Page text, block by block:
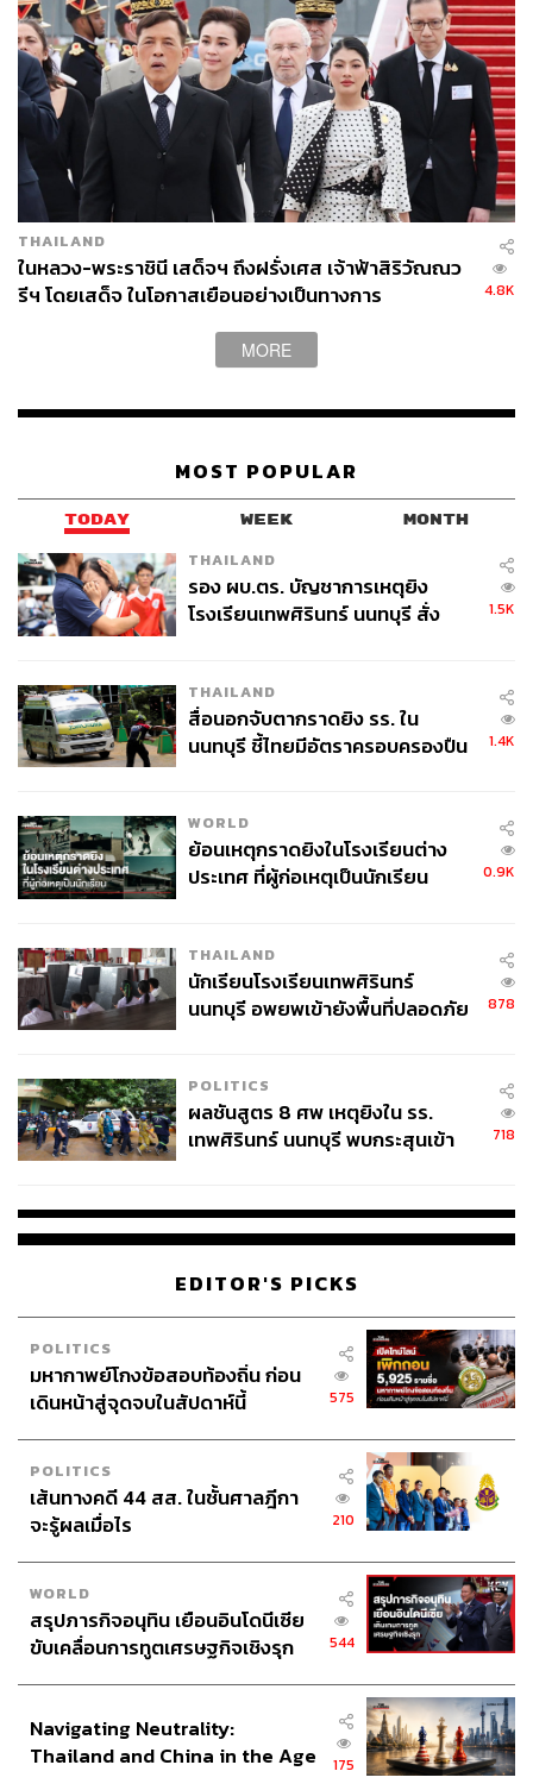
534
ABOUT THE AUTHOR
THE STANDARD TEAM
กองบรรณาธิการ THE STANDARD
THAILAND
ในหลวง-พระราชินี เสด็จฯ ถึงฝรั่งเศส เจ้าฟ้าสิริวัณณว
รีฯ โดยเสด็จ ในโอกาสเยือนอย่างเป็นทางการ
4.8K
MORE
MOST POPULAR
TODAY WEEK MONTH
THAILAND
รอง ผบ.ตร. บัญชาการเหตุยิง
โรงเรียนเทพศิรินทร์ นนทบุรี สั่ง
1.5K
THAILAND
สื่อนอกจับตากราดยิง รร. ใน
นนทบุรี ชี้ไทยมีอัตราครอบครองปืน
1.4K
WORLD
ย้อนเหตุกราดยิงในโรงเรียนต่าง
ประเทศ ที่ผู้ก่อเหตุเป็นนักเรียน
0.9K
THAILAND
นักเรียนโรงเรียนเทพศิรินทร์
นนทบุรี อพยพเข้ายังพื้นที่ปลอดภัย
878
POLITICS
ผลชันสูตร 8 ศพ เหตุยิงใน รร.
เทพศิรินทร์ นนทบุรี พบกระสุนเข้า
718
EDITOR'S PICKS
POLITICS
มหากาพย์โกงข้อสอบท้องถิ่น ก่อน
เดินหน้าสู่จุดจบในสัปดาห์นี้
575
POLITICS
เส้นทางคดี 44 สส. ในชั้นศาลฎีกา
จะรู้ผลเมื่อไร
210
WORLD
สรุปภารกิจอนุทิน เยือนอินโดนีเซีย
ขับเคลื่อนการทูตเศรษฐกิจเชิงรุก
544
Navigating Neutrality:
Thailand and China in the Age
175